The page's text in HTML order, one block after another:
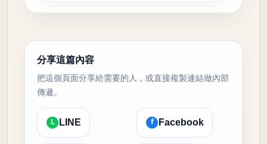
分享這篇內容
把這個頁面分享給需要的人，或直接複製連結做內部
傳遞。
L LINE f Facebook